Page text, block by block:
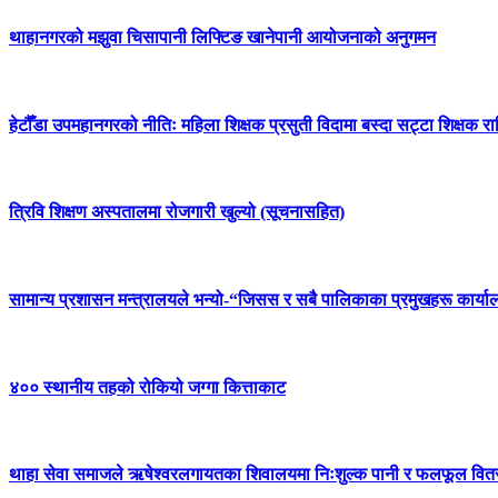
थाहानगरको मझुवा चिसापानी लिफ्टिङ खानेपानी आयोजनाको अनुगमन
हेटौँडा उपमहानगरको नीतिः महिला शिक्षक प्रसुती विदामा बस्दा सट्टा शिक्षक
त्रिवि शिक्षण अस्पतालमा रोजगारी खुल्यो (सूचनासहित)
सामान्य प्रशासन मन्त्रालयले भन्यो-“जिसस र सबै पालिकाका प्रमुखहरू
४०० स्थानीय तहको रोकियो जग्गा कित्ताकाट
थाहा सेवा समाजले ऋषेश्वरलगायतका शिवालयमा निःशुल्क पानी र फलफूल